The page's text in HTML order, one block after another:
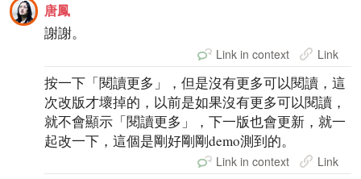
唐鳳
謝謝。
Link in context Link
按一下「閱讀更多」，但是沒有更多可以閱讀，這
次改版才壞掉的，以前是如果沒有更多可以閱讀，
就不會顯示「閱讀更多」，下一版也會更新，就一
起改一下，這個是剛好剛剛demo測到的。
Link in context Link